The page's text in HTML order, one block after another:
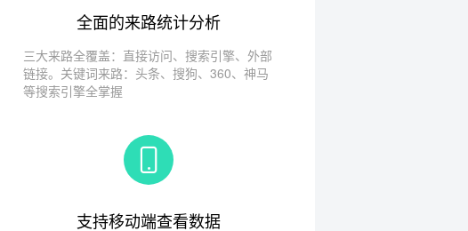
全面的来路统计分析
三大来路全覆盖：直接访问、搜索引擎、外部
链接。关键词来路：头条、搜狗、360、神马
等搜索引擎全掌握
支持移动端查看数据